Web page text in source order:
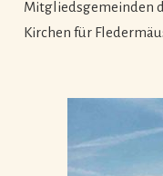
Mitgliedsgemeinden
Kirchen für